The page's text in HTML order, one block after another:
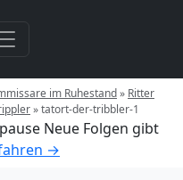
im Ruhestand» Ritter
»tatort-der-tribbler-1
Neue Folgen gibt
→